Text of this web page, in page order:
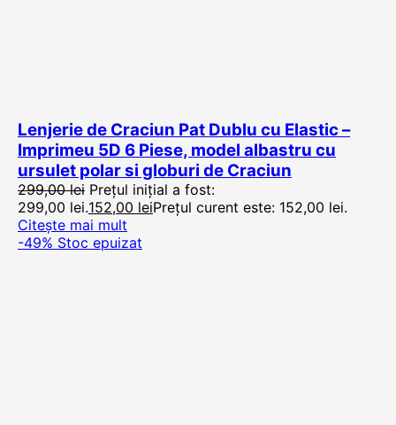
Lenjerie de Craciun Pat Dublu cu Elastic –
Imprimeu 5D 6 Piese, model albastru cu
ursulet polar si globuri de Craciun
299,00lei Prețul inițial a fost:
299,00 lei.152,00 leiPrețul curent este: 152,00 lei.
Citește mai mult
-49% Stoc epuizat